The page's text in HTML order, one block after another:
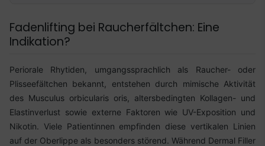
Fadenlifting bei Raucherfältchen: Eine
Indikation?
Periorale Rhytiden, umgangssprachlich als Raucher- oder
Plisseefältchen bekannt, entstehen durch mimische Aktivität
des Musculus orbicularis oris, altersbedingten Kollagen- und
Elastinverlust sowie externe Faktoren wie UV-Exposition und
Nikotin. Viele Patientinnen empfinden diese vertikalen Linien
auf der Oberlippe als besonders störend. Während Dermal Filler